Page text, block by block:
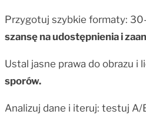
Przygotuj szybkie formaty:
szansę na udostępnienia i
Ustal jasne prawa do obrazu i
sporów.
Analizuj dane i iteruj: testuj